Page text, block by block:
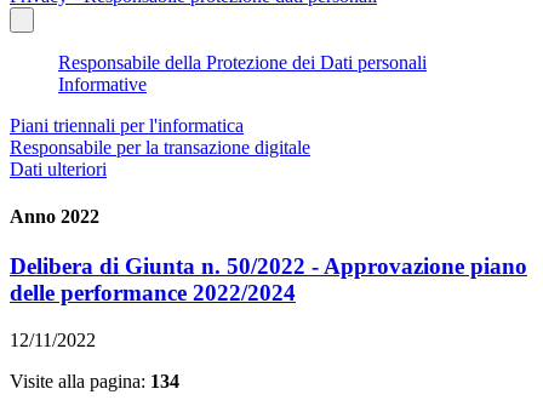
Responsabile della Protezione dei Dati personali
Informative
Piani triennali per l'informatica
Responsabile per la transazione digitale
Dati ulteriori
Anno 2022
Delibera di Giunta n. 50/2022 - Approvazione piano
delle performance 2022/2024
12/11/2022
Visite alla pagina: 134